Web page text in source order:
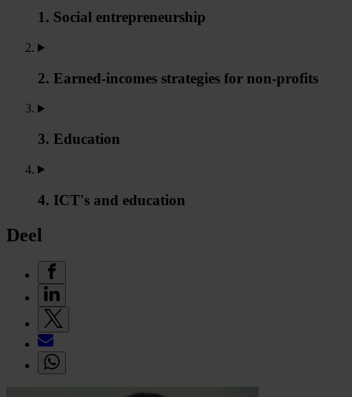
1. Social entrepreneurship
2. Earned-incomes strategies for non-profits
3. Education
4. ICT's and education
Deel